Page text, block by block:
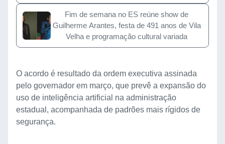
Fim de semana no ES reúne show de
Guilherme Arantes, festa de 491 anos de Vila
Velha e programação cultural variada
O acordo é resultado da ordem executiva assinada
pelo governador em março, que prevê a expansão do
uso de inteligência artificial na administração
estadual, acompanhada de padrões mais rígidos de
segurança.